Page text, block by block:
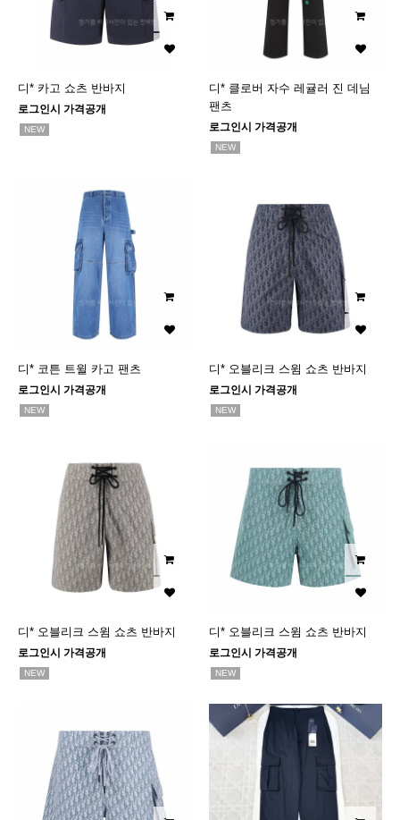
디* 카고 쇼츠 반바지
로그인시 가격공개
NEW
디* 클로버 자수 레귤러 진 데님
팬츠
로그인시 가격공개
NEW
디* 코튼 트윌 카고 팬츠
로그인시 가격공개
NEW
디* 오블리크 스윔 쇼츠 반바지
로그인시 가격공개
NEW
디* 오블리크 스윔 쇼츠 반바지
로그인시 가격공개
NEW
디* 오블리크 스윔 쇼츠 반바지
로그인시 가격공개
NEW